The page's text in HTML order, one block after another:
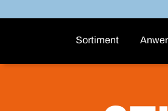
Sortiment